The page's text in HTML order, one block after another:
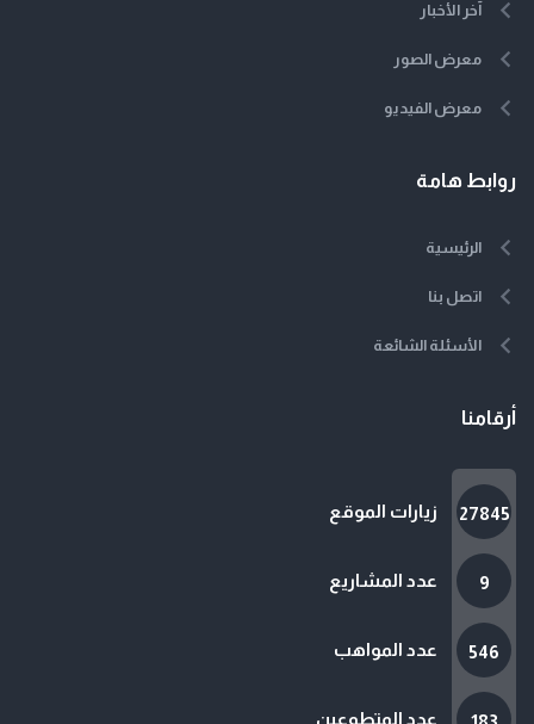
آخر الأخبار
معرض الصور
معرض الفيديو
روابط هامة
الرئيسية
اتصل بنا
الأسئلة الشائعة
أرقامنا
27845 زيارات الموقع
9 عدد المشاريع
546 عدد المواهب
عدد المتطوعين